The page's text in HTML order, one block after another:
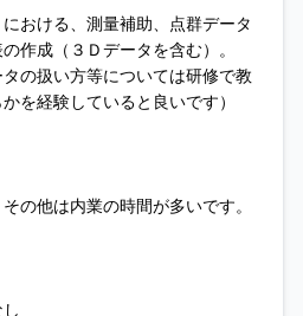
おける、測量補助、点群データ
作成（３Ｄデータを含む）。
タの扱い方等については研修で教
を経験していると良いです）
の他は内業の時間が多いです。